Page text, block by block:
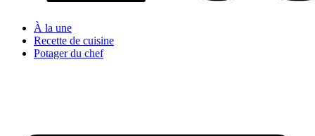
À la une
Recette de cuisine
Potager du chef